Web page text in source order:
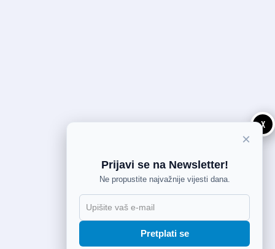
X
×
Prijavi se na Newsletter!
Ne propustite najvažnije vijesti dana.
Pretplati se